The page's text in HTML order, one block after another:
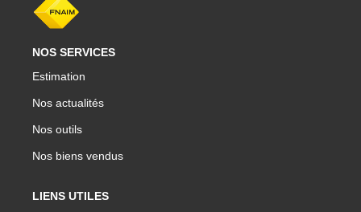
NOS SERVICES
Estimation
Nos actualités
Nos outils
Nos biens vendus
LIENS UTILES